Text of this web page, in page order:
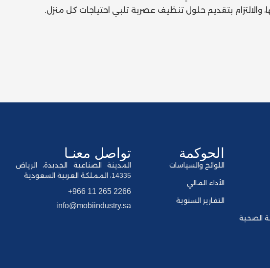
والالتزام بتقديم حلول تنظيف عصرية تلبي احتياجات كل منزل.
الصحية
الحوكمة
اللوائح والسياسات
الأداء المالي
التقارير السنوية
تواصل معنـا
المدينة الصناعية الجديدة، الرياض
14335، المملكة العربية السعودية
+966 11 265 2266
info@mobiindustry.sa